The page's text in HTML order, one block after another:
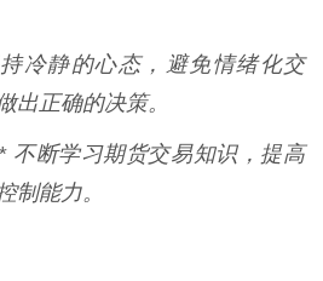
冷静的心态，避免情绪化交
出正确的决策。
不断学习期货交易知识，提高
制能力。